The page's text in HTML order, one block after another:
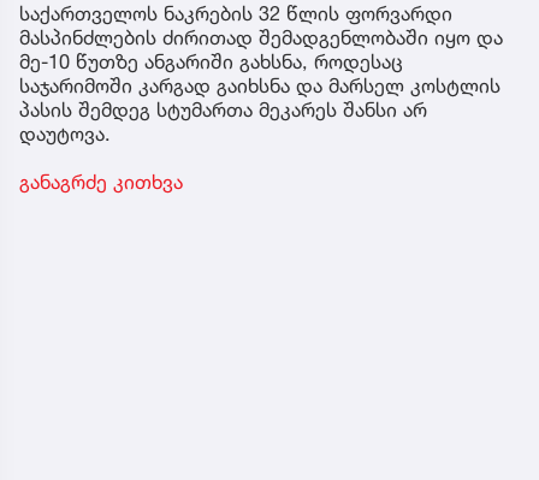
საქართველოს ნაკრების 32 წლის ფორვარდი
მასპინძლების ძირითად შემადგენლობაში იყო და
მე-10 წუთზე ანგარიში გახსნა, როდესაც
საჯარიმოში კარგად გაიხსნა და მარსელ კოსტლის
პასის შემდეგ სტუმართა მეკარეს შანსი არ
დაუტოვა.
განაგრძე კითხვა